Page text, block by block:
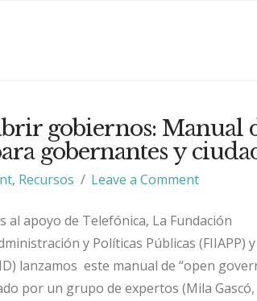
gobiernos: Manual
gobernantes y
, Recursos Leave a Comment
al apoyo de Telefónica, La Fundación
y Políticas Públicas (FIIAPP)
lanzamos este manual de “open
por un grupo de expertos (Mila